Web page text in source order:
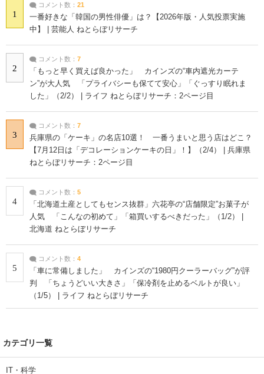
1
コメント数： 21
一番好きな「韓国の男性俳優」は？【2026年版・人気投票実施
中】 | 芸能人 ねとらぼリサーチ
2
コメント数： 7
「もっと早く買えば良かった」 カインズの“車内遮光カーテ
ン”が大人気 「プライバシーも保てて安心」「ぐっすり眠れま
した」（2/2） | ライフ ねとらぼリサーチ：2ページ目
3
コメント数： 7
兵庫県の「ケーキ」の名店10選！ 一番うまいと思う店はどこ？
【7月12日は「デコレーションケーキの日」！】（2/4） | 兵庫県
ねとらぼリサーチ：2ページ目
4
コメント数： 5
「北海道土産としてもセンス抜群」六花亭の“店舗限定”お菓子が
人気 「こんなの初めて」「箱買いするべきだった」（1/2） |
北海道 ねとらぼリサーチ
5
コメント数： 4
「車に常備しました」 カインズの“1980円クーラーバッグ”が評
判 「ちょうどいい大きさ」「保冷剤を止めるベルトが良い」
（1/5） | ライフ ねとらぼリサーチ
カテゴリ一覧
IT・科学